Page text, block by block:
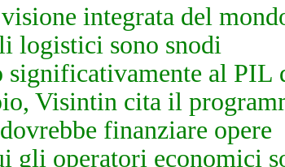
integrata del
logistici sono snodi
significativamente al PIL
Visintin cita il
finanziare opere
gli operatori economici